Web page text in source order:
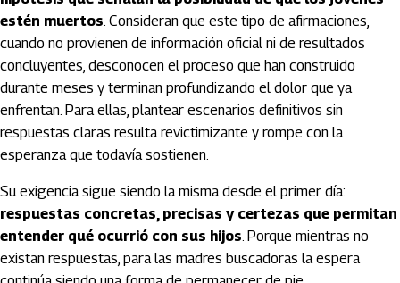
estén muertos. Consideran que este tipo de afirmaciones,
cuando no provienen de información oficial ni de resultados
concluyentes, desconocen el proceso que han construido
durante meses y terminan profundizando el dolor que ya
enfrentan. Para ellas, plantear escenarios definitivos sin
respuestas claras resulta revictimizante y rompe con la
esperanza que todavía sostienen.
Su exigencia sigue siendo la misma desde el primer día:
respuestas concretas, precisas y certezas que permitan
entender qué ocurrió con sus hijos. Porque mientras no
existan respuestas, para las madres buscadoras la espera